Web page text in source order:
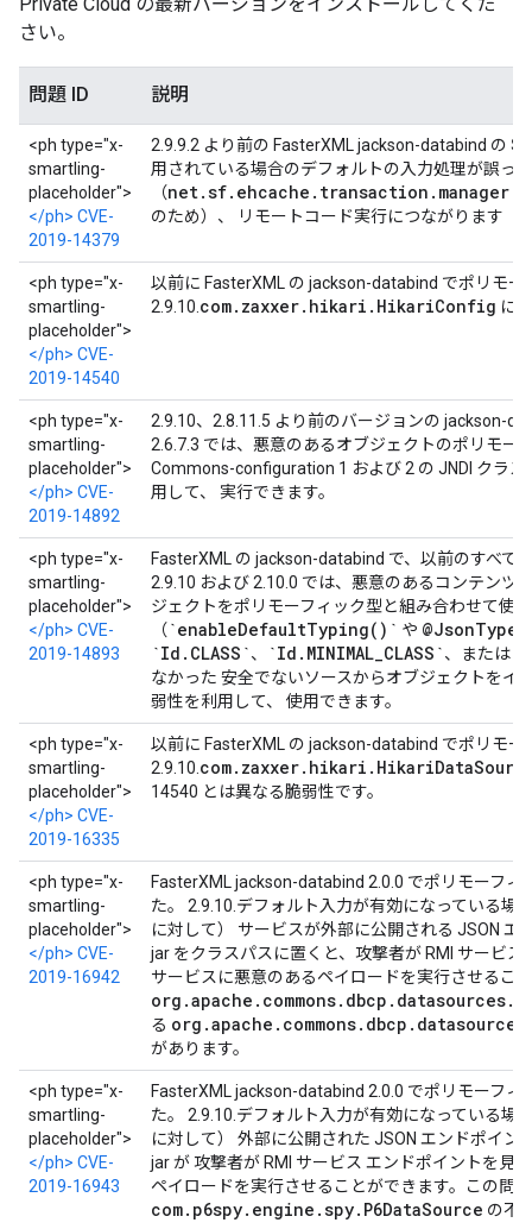
さい。
問題 ID 説明
<ph type="x-
smartling-
placeholder">
</ph> CVE-
2019-14379
2.9.9.2 より前の FasterXML jackson-databind の
用されている場合のデフォルトの入力処理が誤っ
（
のため）、 リモートコード実行につながります
<ph type="x-
smartling-
placeholder">
</ph> CVE-
2019-14540
以前に FasterXML の jackson-databind でポリモ
2.9.10. com.zaxxer.hikari.HikariConfig に
<ph type="x-
smartling-
placeholder">
</ph> CVE-
2019-14892
2.9.10、2.8.11.5 より前のバージョンの jackson-
2.6.7.3 では、悪意のあるオブジェクトのポリモー
Commons-configuration 1 および 2 の JNDI クラ
用して、 実行できます。
<ph type="x-
smartling-
placeholder">
</ph> CVE-
2019-14893
FasterXML の jackson-databind で、以前のすべて
2.9.10 および 2.10.0 では、悪意のあるコンテンツ
ジェクトをポリモーフィック型と組み合わせて使
（ `enableDefaultTyping()` や
`Id.CLASS`、 `Id.MINIMAL_CLASS`、または
なかった 安全でないソースからオブジェクトをイ
弱性を利用して、 使用できます。
<ph type="x-
smartling-
placeholder">
</ph> CVE-
2019-16335
以前に FasterXML の jackson-databind でポリモ
2.9.10.
14540 とは異なる脆弱性です。
<ph type="x-
smartling-
placeholder">
</ph> CVE-
2019-16942
FasterXML jackson-databind 2.0.0 でポリモーフ
た。 2.9.10.デフォルト入力が有効になっている場
に対して） サービスが外部に公開される JSON
jar をクラスパスに置くと、攻撃者が RMI サービ
サービスに悪意のあるペイロードを実行させるこ
る
があります。
<ph type="x-
smartling-
placeholder">
</ph> CVE-
2019-16943
FasterXML jackson-databind 2.0.0 でポリモーフ
た。 2.9.10.デフォルト入力が有効になっている場
に対して） 外部に公開された JSON エンドポイ
jar が 攻撃者が RMI サービス エンドポイントを見
ペイロードを実行させることができます。この問
com.p6spy.engine.spy.P6DataSource の不